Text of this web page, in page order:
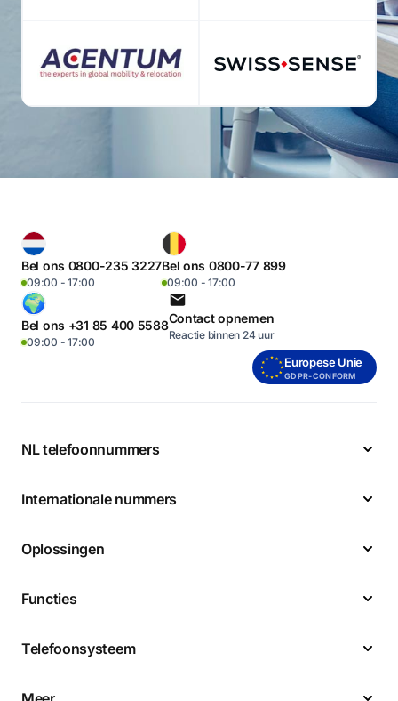
Bel ons 0800-235 3227
09:00 - 17:00
Bel ons 0800-77 899
09:00 - 17:00
Bel ons +31 85 400 5588
09:00 - 17:00
Contact opnemen
Reactie binnen 24 uur
Europese Unie
GDPR-CONFORM
NL telefoonnummers
Internationale nummers
Oplossingen
Functies
Telefoonsysteem